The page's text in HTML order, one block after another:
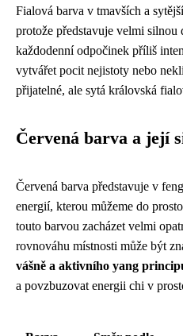
Fialová barva v tmavších a
protože představuje velmi
každodenní odpočinek příliš
vytvářet pocit nejistoty nebo
přijatelné, ale sytá královská
Červená barva a její
Červená barva představuje v
energií, kterou můžeme do
touto barvou zacházet velmi
rovnováhu místnosti může být
vášně a aktivního yang
a povzbuzovat energii chi v